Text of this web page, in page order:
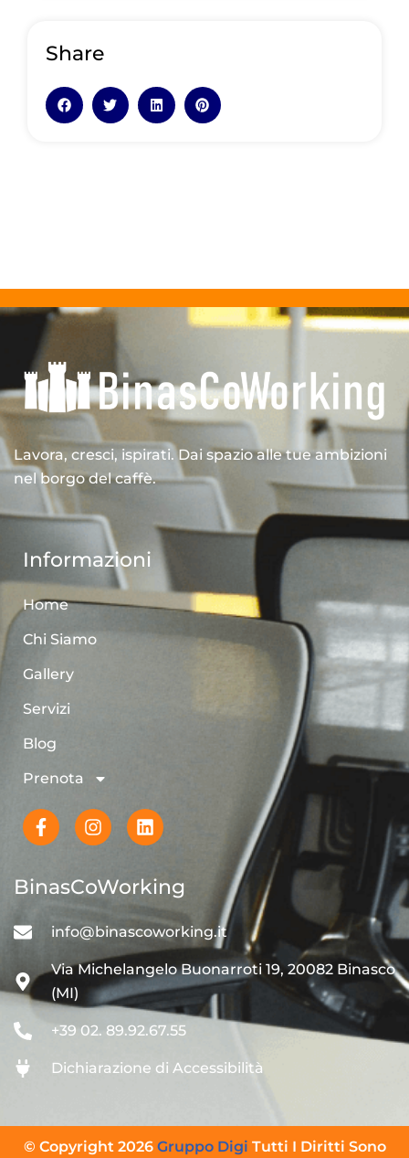
Share
Lavora, cresci, ispirati. Dai spazio alle tue ambizioni
nel borgo del caffè.
Informazioni
Home
Chi Siamo
Gallery
Servizi
Blog
Prenota
BinasCoWorking
info@binascoworking.it
Via Michelangelo Buonarroti 19, 20082 Binasco
(MI)
+39 02. 89.92.67.55
Dichiarazione di Accessibilità
© Copyright 2026 Gruppo Digi Tutti I Diritti Sono